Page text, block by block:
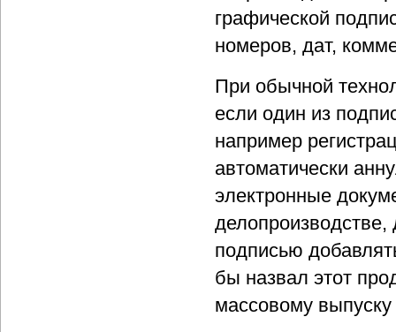
графической
номеров, дат,
При обычной
если один из
например
автоматически
электронные
подписью
бы назвал этот
массовому